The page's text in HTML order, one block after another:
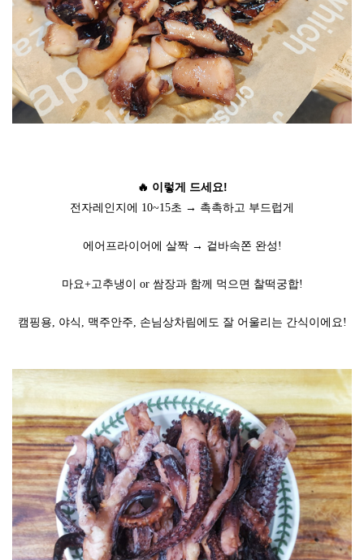
🔥 이렇게 드세요!
전자레인지에 10~15초 → 촉촉하고 부드럽게
에어프라이어에 살짝 → 겉바속쫀 완성!
마요+고추냉이 or 쌈장과 함께 먹으면 찰떡궁합!
캠핑용, 야식, 맥주안주, 손님상차림에도 잘 어울리는 간식이에요!